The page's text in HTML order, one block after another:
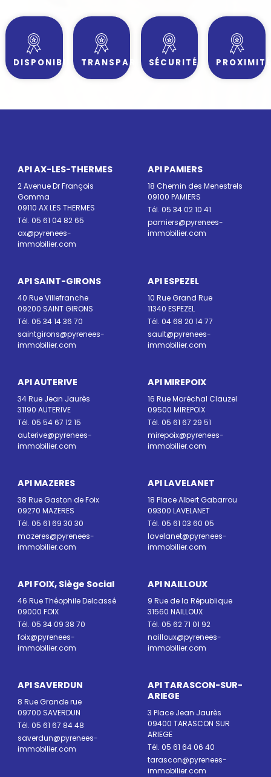
DISPONIBILITÉTRANSPARENCESÉCURITÉ
API AX-LES-THERMES
2 Avenue Dr François
Gomma
09110 AX LES THERMES
Tél. 05 61 04 82 65
ax@pyrenees-
immobilier.com
API PAMIERS
18 Chemin des Menestrels
09100 PAMIERS
Tél. 05 34 02 10 41
pamiers@pyrenees-
immobilier.com
API SAINT-GIRONS
40 Rue Villefranche
09200 SAINT GIRONS
Tél. 05 34 14 36 70
saintgirons@pyrenees-
immobilier.com
API ESPEZEL
10 Rue Grand Rue
11340 ESPEZEL
Tél. 04 68 20 14 77
sault@pyrenees-
immobilier.com
API AUTERIVE
34 Rue Jean Jaurès
31190 AUTERIVE
Tél. 05 54 67 12 15
auterive@pyrenees-
immobilier.com
API MIREPOIX
16 Rue Maréchal Clauzel
09500 MIREPOIX
Tél. 05 61 67 29 51
mirepoix@pyrenees-
immobilier.com
API MAZERES
38 Rue Gaston de Foix
09270 MAZERES
Tél. 05 61 69 30 30
mazeres@pyrenees-
immobilier.com
API LAVELANET
18 Place Albert Gabarrou
09300 LAVELANET
Tél. 05 61 03 60 05
lavelanet@pyrenees-
immobilier.com
API FOIX, Siège Social
46 Rue Théophile Delcassé
09000 FOIX
Tél. 05 34 09 38 70
foix@pyrenees-
immobilier.com
API NAILLOUX
9 Rue de la République
31560 NAILLOUX
Tél. 05 62 71 01 92
nailloux@pyrenees-
immobilier.com
API SAVERDUN
8 Rue Grande rue
09700 SAVERDUN
Tél. 05 61 67 84 48
saverdun@pyrenees-
immobilier.com
API TARASCON-SUR-
ARIEGE
3 Place Jean Jaurès
09400 TARASCON SUR
ARIEGE
Tél. 05 61 64 06 40
tarascon@pyrenees-
immobilier.com